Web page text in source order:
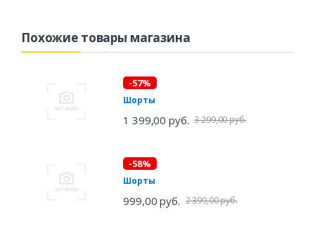
Похожие товары магазина
-57%
Шорты
1 399,00 руб. 3 299,00 руб.
-58%
Шорты
999,00 руб. 2 399,00 руб.